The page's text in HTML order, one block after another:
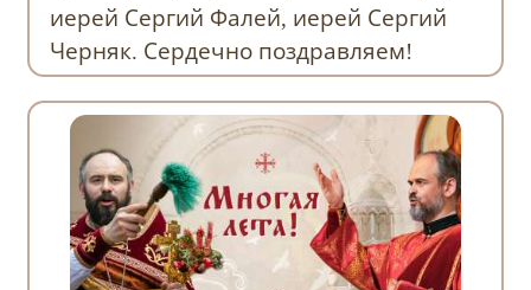
иерей Сергий Фалей, иерей Сергий
Черняк. Сердечно поздравляем!